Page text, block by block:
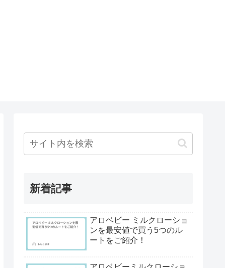
新着記事
アロベビー ミルクローショ
ンを最安値で買う5つのル
ートをご紹介！